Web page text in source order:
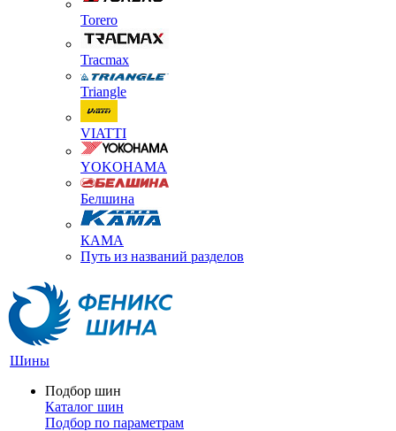
Torero
Tracmax
Triangle
VIATTI
YOKOHAMA
Белшина
КАМА
Путь из названий разделов
Шины
Подбор шин
Каталог шин
Подбор по параметрам